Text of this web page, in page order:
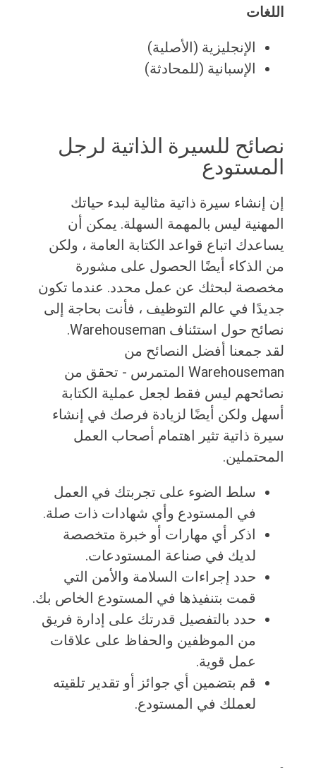
اللغات
الإنجليزية (الأصلية)
الإسبانية (للمحادثة)
نصائح للسيرة الذاتية لرجل
المستودع
إن إنشاء سيرة ذاتية مثالية لبدء حياتك
المهنية ليس بالمهمة السهلة. يمكن أن
يساعدك اتباع قواعد الكتابة العامة ، ولكن
من الذكاء أيضًا الحصول على مشورة
مخصصة لبحثك عن عمل محدد. عندما تكون
جديدًا في عالم التوظيف ، فأنت بحاجة إلى
نصائح حول استئناف Warehouseman.
لقد جمعنا أفضل النصائح من
Warehouseman المتمرس - تحقق من
نصائحهم ليس فقط لجعل عملية الكتابة
أسهل ولكن أيضًا لزيادة فرصك في إنشاء
سيرة ذاتية تثير اهتمام أصحاب العمل
المحتملين.
سلط الضوء على تجربتك في العمل
في المستودع وأي شهادات ذات صلة.
اذكر أي مهارات أو خبرة متخصصة
لديك في صناعة المستودعات.
حدد إجراءات السلامة والأمن التي
قمت بتنفيذها في المستودع الخاص بك.
حدد بالتفصيل قدرتك على إدارة فريق
من الموظفين والحفاظ على علاقات
عمل قوية.
قم بتضمين أي جوائز أو تقدير تلقيته
لعملك في المستودع.